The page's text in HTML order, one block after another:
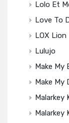
Lolo Et
Love To
LOX Lion
Lulujo
Make My
Make My
Malarkey
Malarkey